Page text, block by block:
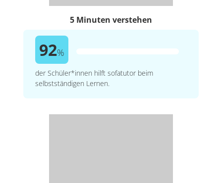
5 Minuten verstehen
92%
der Schüler*innen hilft sofatutor beim
selbstständigen Lernen.